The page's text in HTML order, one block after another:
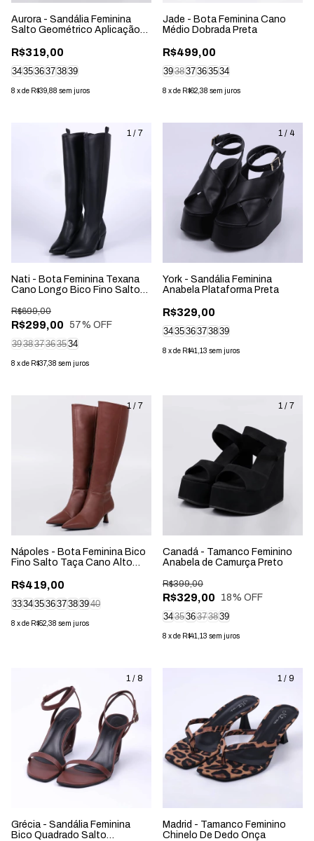
Aurora - Sandália Feminina
Salto Geométrico Aplicação
R$319,00
343536373839
8 xde R$39,88 sem juros
Jade - Bota Feminina Cano
Médio Dobrada Preta
R$499,00
393837363534
8 xde R$62,38 sem juros
1 / 7
Nati - Bota Feminina Texana
Cano Longo Bico Fino Salto
R$299,00
R$699,00
57% OFF
393837363534
8 xde R$37,38 sem juros
1 / 4
York - Sandália Feminina
Anabela Plataforma Preta
R$329,00
343536373839
8 xde R$41,13 sem juros
1 / 7
Nápoles - Bota Feminina Bico
Fino Salto Taça Cano Alto
R$419,00
3334353637383940
8 xde R$52,38 sem juros
1 / 7
Canadá - Tamanco Feminino
Anabela de Camurça Preto
R$329,00
R$399,00
18% OFF
343536373839
8 xde R$41,13 sem juros
1 / 8
Grécia - Sandália Feminina
Bico Quadrado Salto
1 / 9
Madrid - Tamanco Feminino
Chinelo De Dedo Onça